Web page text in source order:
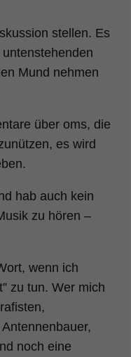
stellen. Es
Mund nehmen
über oms, die
es wird
hab auch kein
zu hören –
wenn ich
zu tun. Wer mich
noch eine